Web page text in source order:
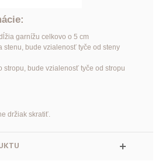
garnížu celkovo o 5 cm
stenu, bude vzialenosť tyče od steny
stropu, bude vzialenosť tyče od stropu
držiak skratiť.